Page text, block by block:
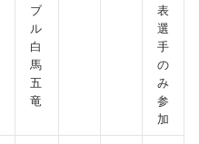
ブ
ル
白
馬
五
竜
表
選
手
の
み
参
加